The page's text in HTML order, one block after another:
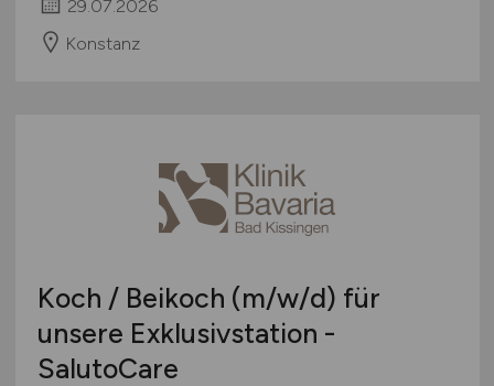
29.07.2026
Konstanz
Koch / Beikoch (m/w/d) für
unsere Exklusivstation -
SalutoCare